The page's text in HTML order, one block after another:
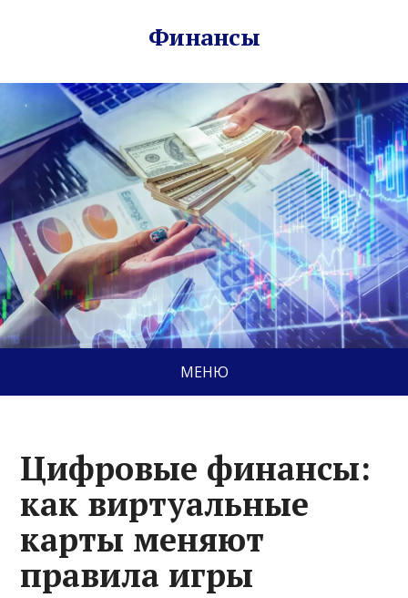
Финансы
МЕНЮ
Цифровые финансы:
как виртуальные
карты меняют
правила игры